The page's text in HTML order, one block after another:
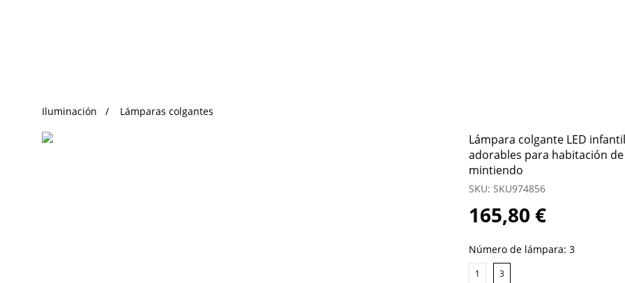
Iluminación Lámparas colgantes
Lámpara colgante LED
adorables para habitación de
mintiendo
SKU: SKU974856
165,80 €
Número de lámpara: 3
1 3